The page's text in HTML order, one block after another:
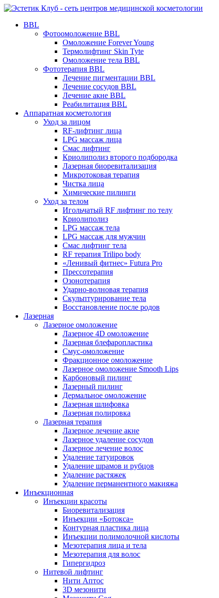
BBL
Фотоомоложение BBL
Омоложение Forever Young
Термолифтинг Skin Tyte
Омоложение тела BBL
Фототерапия BBL
Лечение пигментации BBL
Лечение сосудов BBL
Лечение акне BBL
Реабилитация BBL
Аппаратная косметология
Уход за лицом
RF-лифтинг лица
LPG массаж лица
Смас лифтинг
Криолиполиз второго подбородка
Лазерная биоревитализация
Микротоковая терапия
Чистка лица
Химические пилинги
Уход за телом
Игольчатый RF лифтинг по телу
Криолиполиз
LPG массаж тела
LPG массаж для мужчин
Смас лифтинг тела
RF терапия Trilipo body
«Ленивый фитнес» Futura Pro
Прессотерапия
Озонотерапия
Ударно-волновая терапия
Скульптурирование тела
Восстановление после родов
Лазерная
Лазерное омоложение
Лазерное 4D омоложение
Лазерная блефаропластика
Смус-омоложение
Фракционное омоложение
Лазерное омоложение Smooth Lips
Карбоновый пилинг
Лазерный пилинг
Дермальное омоложение
Лазерная шлифовка
Лазерная полировка
Лазерная терапия
Лазерное лечение акне
Лазерное удаление сосудов
Лазерное лечение волос
Удаление татуировок
Удаление шрамов и рубцов
Удаление растяжек
Удаление перманентного макияжа
Инъекционная
Инъекции красоты
Биоревитализация
Инъекции «Ботокса»
Контурная пластика лица
Инъекции полимолочной кислоты
Мезотерапия лица и тела
Мезотерапия для волос
Гипергидроз
Нитевой лифтинг
Нити Аптос
3D мезонити